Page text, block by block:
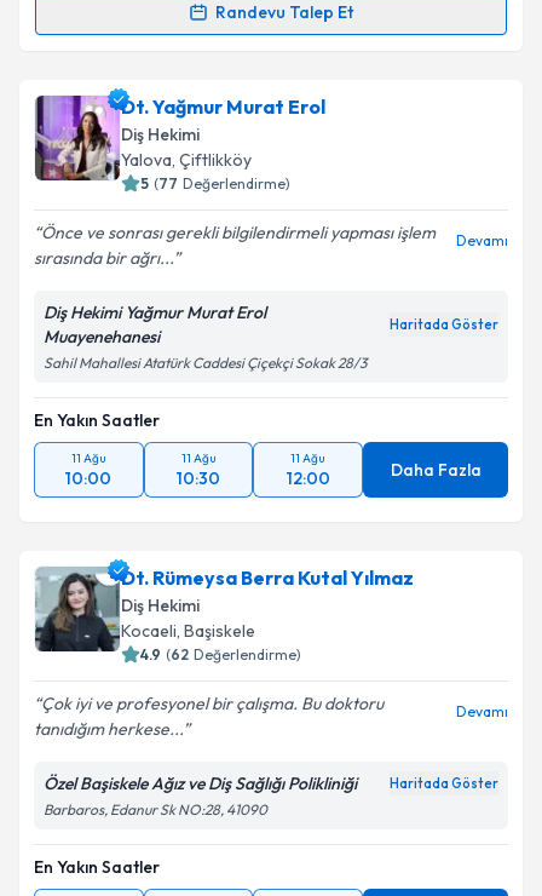
Randevu Talep Et
hazırlandığında e-posta ile bilgilendireceğiz.
E-posta Adresiniz
Kişisel verilerimin işlenmesine ilişkin
kapsamda işlenmesini kabul ediyorum.
Takvim Talebini Gönder
Dt. Yağmur Murat Erol
Diş Hekimi
Yalova, Çiftlikköy
5 (77 Değerlendirme)
Önce ve sonrası gerekli bilgilendirmeli yapması işlem
sırasında bir ağrı...
Devamı
Diş Hekimi Yağmur Murat Erol
Muayenehanesi
Haritada Göster
Sahil Mahallesi Atatürk Caddesi Çiçekçi Sokak 28/3
En Yakın Saatler
11 Ağu
10:00
11 Ağu
10:30
11 Ağu
12:00 Daha Fazla
Dt. Rümeysa Berra Kutal Yılmaz
Diş Hekimi
Kocaeli, Başiskele
4.9 (62 Değerlendirme)
Çok iyi ve profesyonel bir çalışma. Bu doktoru
tanıdığım herkese...
Devamı
Özel Başiskele Ağız ve Diş Sağlığı Polikliniği Haritada Göster
Barbaros, Edanur Sk NO:28, 41090
En Yakın Saatler